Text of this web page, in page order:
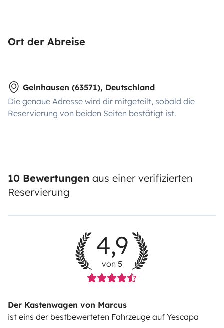
Ort der Abreise
Gelnhausen (63571), Deutschland
Die genaue Adresse wird dir mitgeteilt, sobald die
Reservierung von beiden Seiten bestätigt ist.
10 Bewertungen aus einer verifizierten
Reservierung
4,9
von 5
Der Kastenwagen von Marcus
ist eins der bestbewerteten Fahrzeuge auf Yescapa